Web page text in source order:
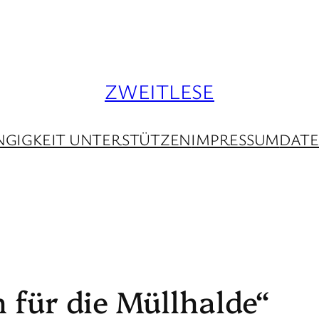
ZWEITLESE
UNTERSTÜTZENIMPRESSUM
für die Müllhalde“